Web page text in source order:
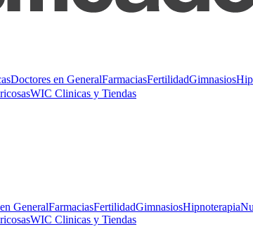
Doctores en GeneralFarmaciasFertilidadGimnasios
WIC Clinicas y Tiendas
GeneralFarmaciasFertilidadGimnasiosHipnoterapia
WIC Clinicas y Tiendas